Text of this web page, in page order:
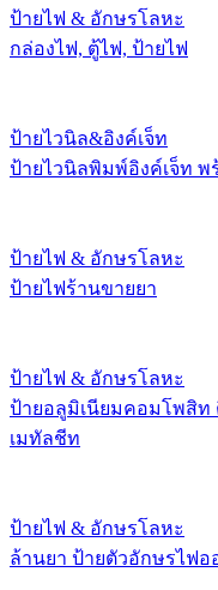
ป้ายไฟ & อักษรโลหะ
กล่องไฟ, ตู้ไฟ, ป้ายไฟ
ป้ายไวนิล&อิงค์เจ็ท
ป้ายไวนิลพิมพ์อิงค์เจ็ท พ
ป้ายไฟ & อักษรโลหะ
ป้ายไฟร้านขายยา
ป้ายไฟ & อักษรโลหะ
ป้ายอลูมิเนียมคอมโพสิท
เมทัลชีท
ป้ายไฟ & อักษรโลหะ
ล้านยา ป้ายตัวอักษรไฟ